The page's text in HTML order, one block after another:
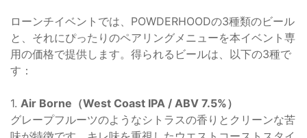
ローンチイベントでは、POWDERHOODの3種類のビール
と、それにぴったりのペアリングメニューを本イベント専
用の価格で提供します。得られるビールは、以下の3種で
す：
1. Air Borne（West Coast IPA / ABV 7.5%）
グレープフルーツのようなシトラスの香りとクリーンな苦